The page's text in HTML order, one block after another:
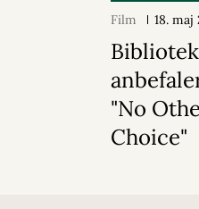
Film 18. maj
"No
Choice"